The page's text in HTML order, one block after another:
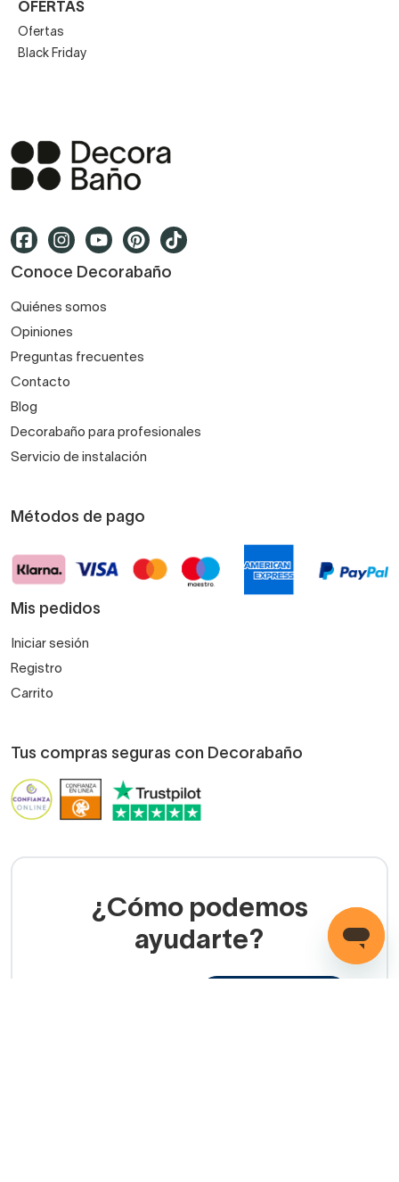
OFERTAS
Ofertas
Black Friday
Conoce Decorabaño
Quiénes somos
Opiniones
Preguntas frecuentes
Contacto
Blog
Decorabaño para profesionales
Servicio de instalación
Métodos de pago
Mis pedidos
Iniciar sesión
Registro
Carrito
Tus compras seguras con Decorabaño
¿Cómo podemos
ayudarte?